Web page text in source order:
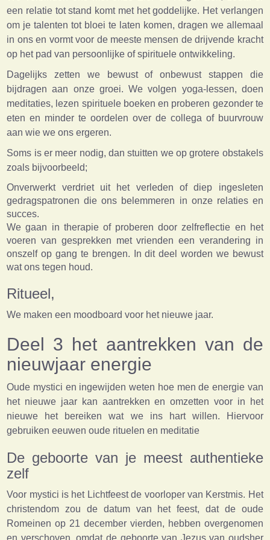
een relatie tot stand komt met het goddelijke. Het verlangen
om je talenten tot bloei te laten komen, dragen we allemaal
in ons en vormt voor de meeste mensen de drijvende kracht
op het pad van persoonlijke of spirituele ontwikkeling.
Dagelijks zetten we bewust of onbewust stappen die
bijdragen aan onze groei. We volgen yoga-lessen, doen
meditaties, lezen spirituele boeken en proberen gezonder te
eten en minder te oordelen over de collega of buurvrouw
aan wie we ons ergeren.
Soms is er meer nodig, dan stuitten we op grotere obstakels
zoals bijvoorbeeld;
Onverwerkt verdriet uit het verleden of diep ingesleten
gedragspatronen die ons belemmeren in onze relaties en
succes.
We gaan in therapie of proberen door zelfreflectie en het
voeren van gesprekken met vrienden een verandering in
onszelf op gang te brengen. In dit deel worden we bewust
wat ons tegen houd.
Ritueel,
We maken een moodboard voor het nieuwe jaar.
Deel 3 het aantrekken van de
nieuwjaar energie
Oude mystici en ingewijden weten hoe men de energie van
het nieuwe jaar kan aantrekken en omzetten voor in het
nieuwe het bereiken wat we ins hart willen. Hiervoor
gebruiken eeuwen oude rituelen en meditatie
De geboorte van je meest authentieke
zelf
Voor mystici is het Lichtfeest de voorloper van Kerstmis. Het
christendom zou de datum van het feest, dat de oude
Romeinen op 21 december vierden, hebben overgenomen